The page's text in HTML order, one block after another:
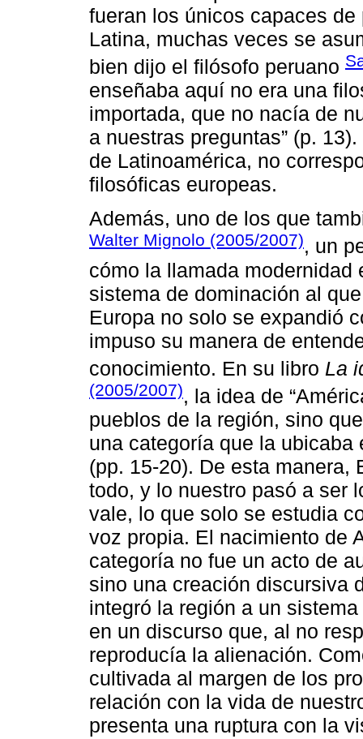
fueran los únicos capaces
Latina, muchas veces se
bien dijo el filósofo peruano
enseñaba aquí no era una
importada, que no nacía de
a nuestras preguntas” (p.
de Latinoamérica, no
filosóficas europeas.
Además, uno de los que
Walter Mignolo (2005/2007), un
cómo la llamada modernidad
sistema de dominación al
Europa no solo se expandió
impuso su manera de
conocimiento. En su libro La
(2005/2007), la idea de
pueblos de la región, sino
una categoría que la
(pp. 15-20). De esta manera,
todo, y lo nuestro pasó a ser
vale, lo que solo se estudia
voz propia. El nacimiento de
categoría no fue un acto de
sino una creación discursiva
integró la región a un
en un discurso que, al no
reproducía la alienación.
cultivada al margen de los
relación con la vida de
presenta una ruptura con la